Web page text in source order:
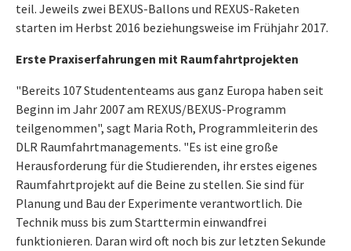
teil. Jeweils zwei BEXUS-Ballons und REXUS-Raketen
starten im Herbst 2016 beziehungsweise im Frühjahr 2017.
Erste Praxiserfahrungen mit Raumfahrtprojekten
"Bereits 107 Studententeams aus ganz Europa haben seit
Beginn im Jahr 2007 am REXUS/BEXUS-Programm
teilgenommen", sagt Maria Roth, Programmleiterin des
DLR Raumfahrtmanagements. "Es ist eine große
Herausforderung für die Studierenden, ihr erstes eigenes
Raumfahrtprojekt auf die Beine zu stellen. Sie sind für
Planung und Bau der Experimente verantwortlich. Die
Technik muss bis zum Starttermin einwandfrei
funktionieren. Daran wird oft noch bis zur letzten Sekunde